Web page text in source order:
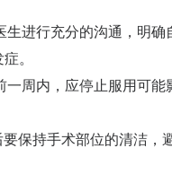
生进行充分的沟通，明
。
一周内，应停止服用可能
保持手术部位的清洁，